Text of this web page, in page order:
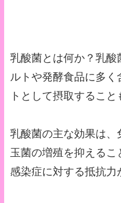
乳酸菌とは何か？乳
ルトや発酵食品に多
トとして摂取すること
乳酸菌の主な効果は
玉菌の増殖を抑える
感染症に対する抵抗力